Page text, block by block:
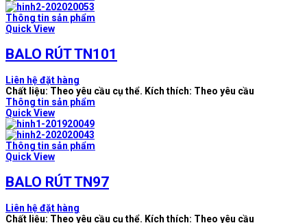
Thông tin sản phẩm
Quick View
BALO RÚT TN101
Liên hệ đặt hàng
Chất liệu: Theo yêu cầu cụ thể. Kích thích: Theo yêu cầu
Thông tin sản phẩm
Quick View
Thông tin sản phẩm
Quick View
BALO RÚT TN97
Liên hệ đặt hàng
Chất liệu: Theo yêu cầu cụ thể. Kích thích: Theo yêu cầu